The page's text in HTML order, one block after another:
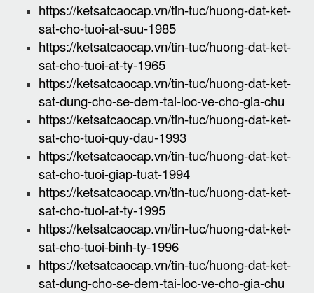
https://ketsatcaocap.vn/tin-tuc/huong-dat-ket-
sat-cho-tuoi-at-suu-1985
https://ketsatcaocap.vn/tin-tuc/huong-dat-ket-
sat-cho-tuoi-at-ty-1965
https://ketsatcaocap.vn/tin-tuc/huong-dat-ket-
sat-dung-cho-se-dem-tai-loc-ve-cho-gia-chu
https://ketsatcaocap.vn/tin-tuc/huong-dat-ket-
sat-cho-tuoi-quy-dau-1993
https://ketsatcaocap.vn/tin-tuc/huong-dat-ket-
sat-cho-tuoi-giap-tuat-1994
https://ketsatcaocap.vn/tin-tuc/huong-dat-ket-
sat-cho-tuoi-at-ty-1995
https://ketsatcaocap.vn/tin-tuc/huong-dat-ket-
sat-cho-tuoi-binh-ty-1996
https://ketsatcaocap.vn/tin-tuc/huong-dat-ket-
sat-dung-cho-se-dem-tai-loc-ve-cho-gia-chu